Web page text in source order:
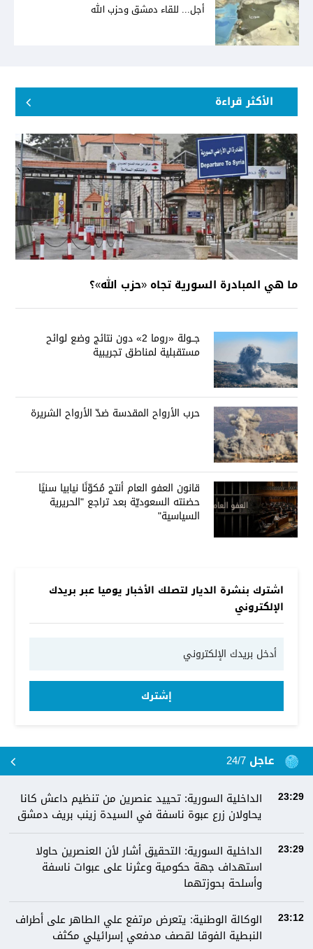
أجل... للقاء دمشق وحزب الله
الأكثر قراءة
ما هي المبادرة السورية تجاه «حزب الله»؟
جــولة «روما 2» دون نتائج وضع لوائح
مستقبلية لمناطق تجريبية
حرب الأرواح المقدسة ضدّ الأرواح الشريرة
قانون العفو العام أنتج مُكوّنًا نيابيا سنيًا
حضنته السعوديّة بعد تراجع "الحريرية
السياسية"
اشترك بنشرة الديار لتصلك الأخبار يوميا عبر بريدك
الإلكتروني
إشترك
عاجل 24/7
23:29
الداخلية السورية: تحييد عنصرين من تنظيم داعش كانا
يحاولان زرع عبوة ناسفة في السيدة زينب بريف دمشق
23:29
الداخلية السورية: التحقيق أشار لأن العنصرين حاولا
استهداف جهة حكومية وعثرنا على عبوات ناسفة
وأسلحة بحوزتهما
23:12
الوكالة الوطنية: يتعرض مرتفع علي الطاهر على أطراف
النبطية الفوقا لقصف مدفعي إسرائيلي مكثف